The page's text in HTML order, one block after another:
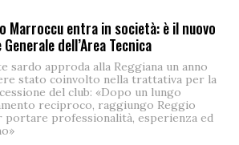
Marroccu entra in società: è il nuovo
dell’Area Tecnica
sardo approda alla Reggiana un anno
stato coinvolto nella trattativa per la
del club: «Dopo un lungo
reciproco, raggiungo Reggio
portare professionalità, esperienza ed